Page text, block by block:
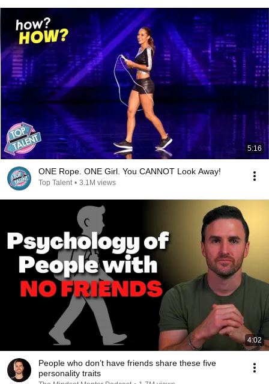
5:16
ONE Rope. ONE Girl. You CANNOT Look Away!
Top Talent • 3.1M views
4:02
People who don’t have friends share these five
personality traits